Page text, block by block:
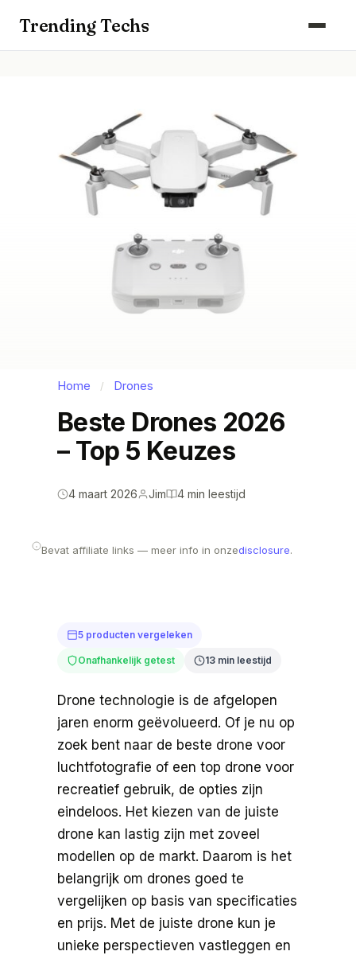
Trending Techs
Schoonmaak
Smart Home & Beveiliging
Kantoor & Werkplek
Home / Drones
Beste Drones 2026
– Top 5 Keuzes
4 maart 2026 Jim 4 min leestijd
Bevat affiliate links — meer info in onzedisclosure.
5 producten vergeleken
Onafhankelijk getest 13 min leestijd
Drone technologie is de afgelopen
jaren enorm geëvolueerd. Of je nu op
zoek bent naar de beste drone voor
luchtfotografie of een top drone voor
recreatief gebruik, de opties zijn
eindeloos. Het kiezen van de juiste
drone kan lastig zijn met zoveel
modellen op de markt. Daarom is het
belangrijk om drones goed te
vergelijken op basis van specificaties
en prijs. Met de juiste drone kun je
unieke perspectieven vastleggen en